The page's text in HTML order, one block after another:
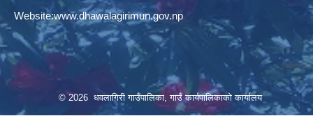
Website:www.dhawalagirimun.gov.np
© 2026 धवलागिरी गाउँपालिका, गाउँ कार्यपालिकाको कार्यालय